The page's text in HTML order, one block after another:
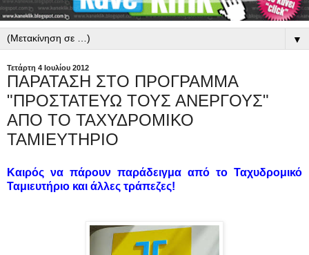
▼
Τετάρτη 4 Ιουλίου 2012
ΠΑΡΑΤΑΣΗ ΣΤΟ ΠΡΟΓΡΑΜΜΑ
"ΠΡΟΣΤΑΤΕΥΩ ΤΟΥΣ ΑΝΕΡΓΟΥΣ"
ΑΠΟ ΤΟ ΤΑΧΥΔΡΟΜΙΚΟ
ΤΑΜΙΕΥΤΗΡΙΟ
Καιρός να πάρουν παράδειγμα από το Ταχυδρομικό
Ταμιευτήριο και άλλες τράπεζες!